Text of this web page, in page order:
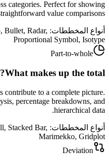
categories. Perfect for showing
value comparisons.
أنواع المخططات:
Bullet, Radar,
Proportional Symbol, Isotype
Part-to-whole
What makes up the total?
to a complete picture.
percentage breakdowns, and
hierarchical data.
أنواع المخططات:
Stacked Bar,
Marimekko, Gridplot
Deviation